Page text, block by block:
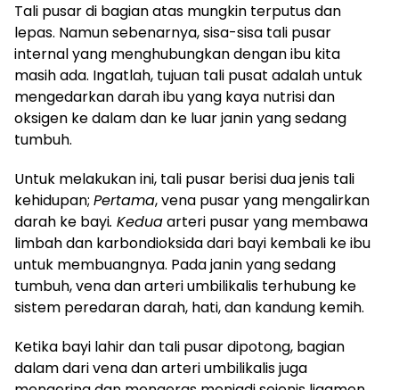
Tali pusar di bagian atas mungkin terputus dan
lepas. Namun sebenarnya, sisa-sisa tali pusar
internal yang menghubungkan dengan ibu kita
masih ada. Ingatlah, tujuan tali pusat adalah untuk
mengedarkan darah ibu yang kaya nutrisi dan
oksigen ke dalam dan ke luar janin yang sedang
tumbuh.
Untuk melakukan ini, tali pusar berisi dua jenis tali
kehidupan; Pertama, vena pusar yang mengalirkan
darah ke bayi. Keduaarteri pusar yang membawa
limbah dan karbondioksida dari bayi kembali ke ibu
untuk membuangnya. Pada janin yang sedang
tumbuh, vena dan arteri umbilikalis terhubung ke
sistem peredaran darah, hati, dan kandung kemih.
Ketika bayi lahir dan tali pusar dipotong, bagian
dalam dari vena dan arteri umbilikalis juga